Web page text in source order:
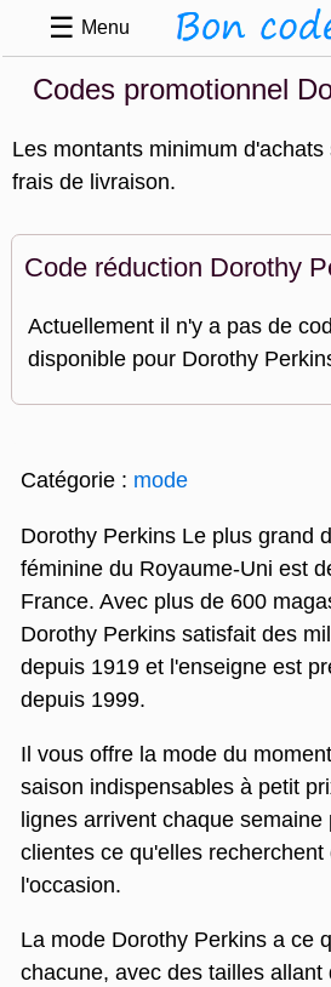
☰ Menu
Codes promotionnel
Les montants minimum
frais de livraison.
Code réduction Dorothy
Actuellement il n'y a pas de
disponible pour Dorothy
Catégorie : mode
Dorothy Perkins Le plus grand
féminine du Royaume-Uni est
France. Avec plus de 600
Dorothy Perkins satisfait des
depuis 1919 et l'enseigne est
depuis 1999.
Il vous offre la mode du
saison indispensables à petit
lignes arrivent chaque semaine
clientes ce qu'elles
l'occasion.
La mode Dorothy Perkins a ce
chacune, avec des tailles allant